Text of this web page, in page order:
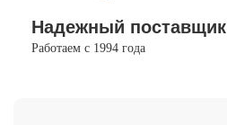
Надежный поставщик
Работаем с 1994 года